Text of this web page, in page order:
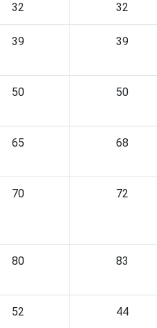
32 32
39 39
50 50
65 68
70 72
80 83
52 44